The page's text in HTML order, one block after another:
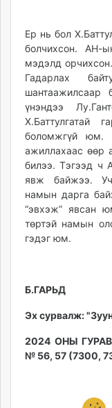
Ер нь бол
болчихсон. АН-
мэдэлд
Гадарлах
шантаажилсаар
үнэндээ
Х.Баттулгатай
боломжгүй юм.
ажиллахаас өөр
билээ. Тэгээд ч
явж байжээ.
намын дарга
“эвхэж” явсан
төртэй намын
гэдэг юм.
Б.ГАРЬД
Эх сурвалж:
2024 ОНЫ
№ 56, 57 (7300,